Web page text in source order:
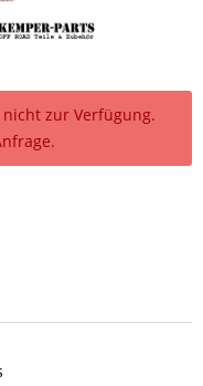
zur Verfügung.